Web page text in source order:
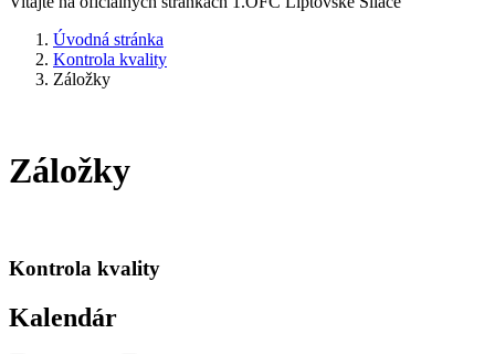
Úvodná stránka
Kontrola kvality
Záložky
Záložky
Kontrola kvality
Kalendár